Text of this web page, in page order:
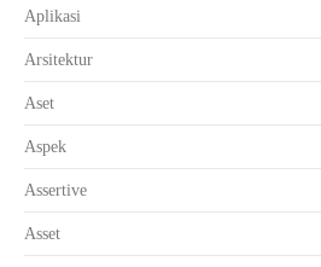
Aplikasi
Arsitektur
Aset
Aspek
Assertive
Asset